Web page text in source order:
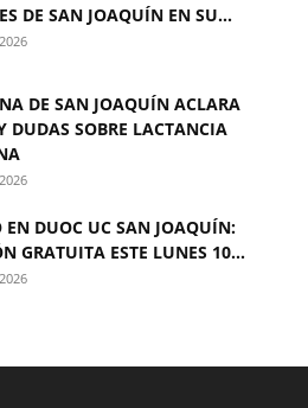
DE SAN JOAQUÍN EN SU...
DE SAN JOAQUÍN ACLARA
DUDAS SOBRE LACTANCIA
EN DUOC UC SAN JOAQUÍN:
GRATUITA ESTE LUNES 10...